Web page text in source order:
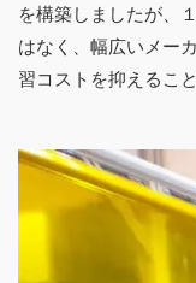
を構築しましたが、
はなく、幅広いメー
習コストを抑えるこ